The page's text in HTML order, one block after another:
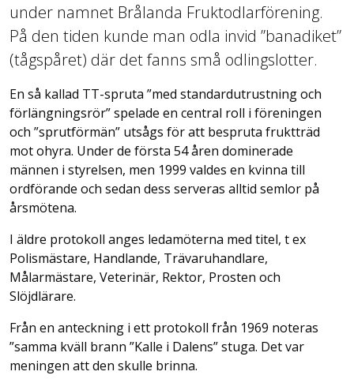
under namnet Brålanda Fruktodlarförening.
På den tiden kunde man odla invid ”banadiket”
(tågspåret) där det fanns små odlingslotter.
En så kallad TT-spruta ”med standardutrustning och
förlängningsrör” spelade en central roll i föreningen
och ”sprutförmän” utsågs för att bespruta fruktträd
mot ohyra. Under de första 54 åren dominerade
männen i styrelsen, men 1999 valdes en kvinna till
ordförande och sedan dess serveras alltid semlor på
årsmötena.
I äldre protokoll anges ledamöterna med titel, t ex
Polismästare, Handlande, Trävaruhandlare,
Målarmästare, Veterinär, Rektor, Prosten och
Slöjdlärare.
Från en anteckning i ett protokoll från 1969 noteras
”samma kväll brann ”Kalle i Dalens” stuga. Det var
meningen att den skulle brinna.